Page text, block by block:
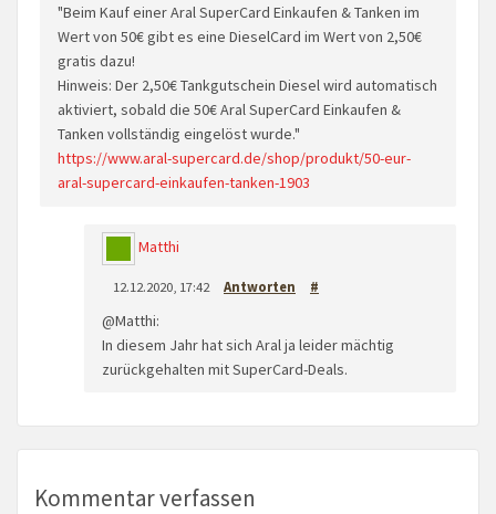
"Beim Kauf einer Aral SuperCard Einkaufen & Tanken im
Wert von 50€ gibt es eine DieselCard im Wert von 2,50€
gratis dazu!
Hinweis: Der 2,50€ Tankgutschein Diesel wird automatisch
aktiviert, sobald die 50€ Aral SuperCard Einkaufen &
Tanken vollständig eingelöst wurde."
https://www.aral-supercard.de/shop/produkt/50-eur-
aral-supercard-einkaufen-tanken-1903
Matthi
12.12.2020, 17:42 Antworten #
@Matthi:
In diesem Jahr hat sich Aral ja leider mächtig
zurückgehalten mit SuperCard-Deals.
Kommentar verfassen